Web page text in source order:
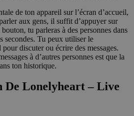
de ton appareil sur l’écran d’accueil,
aux gens, il suffit d’appuyer sur
tu parleras à des personnes dans
secondes. Tu peux utiliser le
discuter ou écrire des messages.
à d’autres personnes est que la
ton historique.
De Lonelyheart – Live